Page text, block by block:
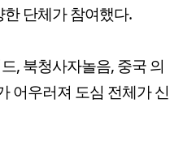
단체가 참여했다.
, 북청사자놀음, 중국 의
어우러져 도심 전체가 신